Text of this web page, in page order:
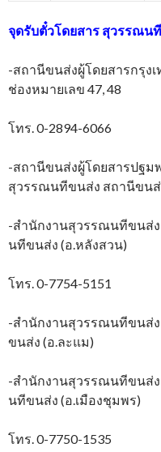
จุดรับตั๋วโดยสาร สุวรรณน
-สถานีขนส่งผู้โดยสารกรุ
ช่องหมายเลข 47, 48
โทร. 0-2894-6066
-สถานีขนส่งผู้โดยสารปฐ
สุวรรณนทีขนส่ง สถานีขน
-สำนักงานสุวรรณนทีขนส่
นทีขนส่ง (อ.หลังสวน)
โทร. 0-7754-5151
-สำนักงานสุวรรณนทีขนส่
ขนส่ง (อ.ละแม)
-สำนักงานสุวรรณนทีขนส่
นทีขนส่ง (อ.เมืองชุมพร)
โทร. 0-7750-1535